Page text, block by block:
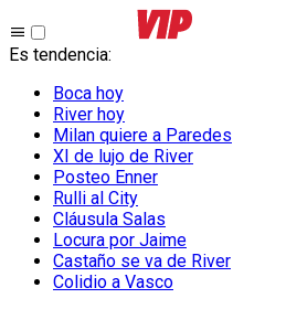
Es tendencia:
Boca hoy
River hoy
Milan quiere a Paredes
XI de lujo de River
Posteo Enner
Rulli al City
Cláusula Salas
Locura por Jaime
Castaño se va de River
Colidio a Vasco